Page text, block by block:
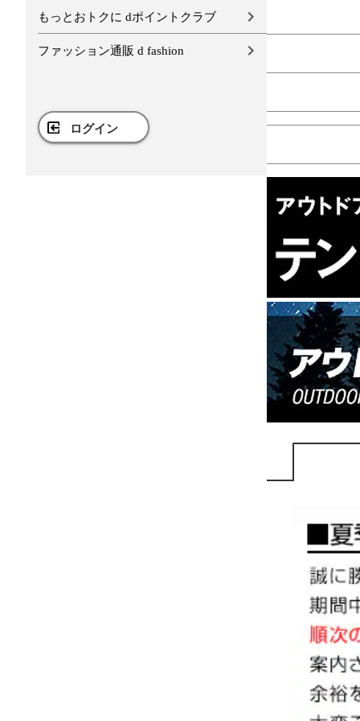
もっとおトクに dポイントクラブ
ファッション通販 d fashion
ログイン